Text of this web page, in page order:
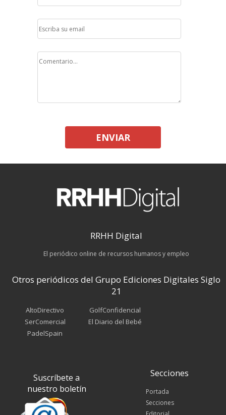
ENVIAR
RRHH Digital
El periódico online de recursos humanos y empleo
Otros periódicos del Grupo Ediciones Digitales Siglo
21
AltoDirectivo
SerComercial
PadelSpain
GolfConfidencial
El Diario del Bebé
Suscríbete a
nuestro boletín
Secciones
Portada
Secciones